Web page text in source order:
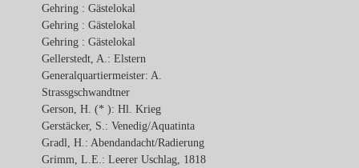
Gehring : Gästelokal
Gehring : Gästelokal
Gehring : Gästelokal
Gellerstedt, A.: Elstern
Generalquartiermeister: A.
Strassgschwandtner
Gerson, H. (* ): Hl. Krieg
Gerstäcker, S.: Venedig/Aquatinta
Gradl, H.: Abendandacht/Radierung
Grimm, L.E.: Leerer Uschlag, 1818